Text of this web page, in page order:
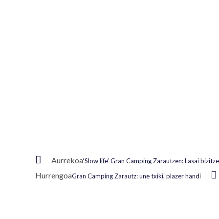
Aurrekoa‘Slow life’ Gran Camping Zarautzen: Lasai
HurrengoaGran Camping Zarautz: une txiki, plazer handi